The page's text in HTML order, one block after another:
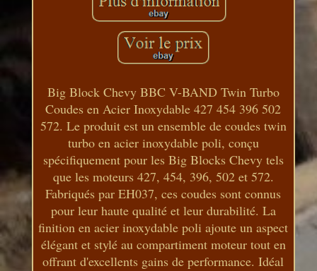
Big Block Chevy BBC V-BAND Twin Turbo
Coudes en Acier Inoxydable 427 454 396 502
572. Le produit est un ensemble de coudes twin
turbo en acier inoxydable poli, conçu
spécifiquement pour les Big Blocks Chevy tels
que les moteurs 427, 454, 396, 502 et 572.
Fabriqués par EH037, ces coudes sont connus
pour leur haute qualité et leur durabilité. La
finition en acier inoxydable poli ajoute un aspect
élégant et stylé au compartiment moteur tout en
offrant d'excellents gains de performance. Idéal